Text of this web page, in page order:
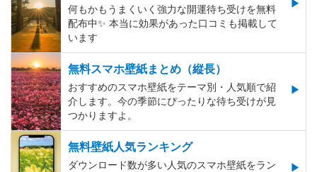
何もかもうまくいく強力な開運待ち受けを無料
配布中✨️ 本当に効果があった口コミも掲載して
います
無料スマホ壁紙まとめ（縦長）
おすすめのスマホ壁紙をテーマ別・人気順で紹
介します。今の季節にぴったりな待ち受けが見
つかりますよ。
無料壁紙人気ランキング
ダウンロード数が多い人気のスマホ壁紙をラン